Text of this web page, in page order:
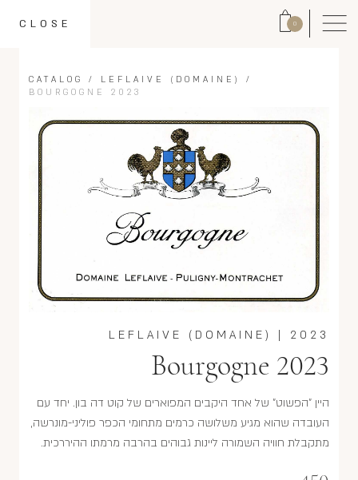
0
CLOSE
CATALOG / LEFLAIVE (DOMAINE)
/
BOURGOGNE 2023
2023
LEFLAIVE (DOMAINE)
Bourgogne 2023
היין "הפשוט" של אחד היקבים המפוארים של קוט דה בון. יחד עם
העובדה שהוא מגיע משלושה כרמים מתחומי הכפר פוליני-מונרשה,
מתקבלת חוויה השמורה ליינות גבוהים בהרבה מרמתו ההיררכית.